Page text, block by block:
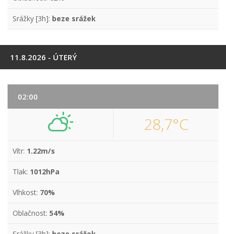
Srážky [3h]: beze srážek
11.8.2026 - ÚTERÝ
02:00
28,7°C
Vítr: 1.22m/s
Tlak: 1012hPa
Vlhkost: 70%
Oblačnost: 54%